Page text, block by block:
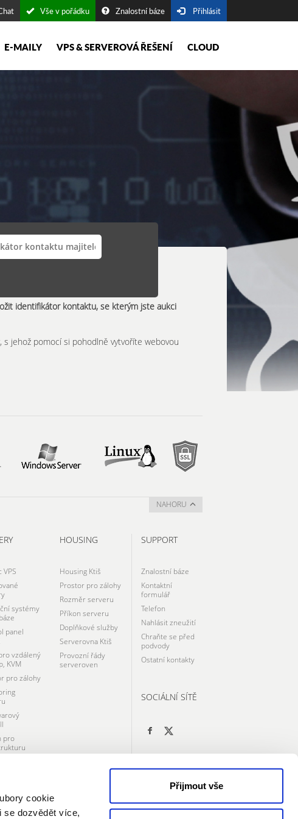
cookie
se dozvědět více,
Přijmout vše
identifikátor kontaktu, se kterým jste aukci
jehož pomocí si pohodlně vytvoříte webovou
NAHORU
VPS
systémy
panel
vzdálený
KVM
pro zálohy
pro
HOUSING
Housing Ktiš
Prostor pro zálohy
Rozměr serveru
Příkon serveru
Doplňkové služby
Serverovna Ktiš
Provozní řády
serveroven
SUPPORT
Znalostní báze
Kontaktní
formulář
Telefon
Nahlásit zneužití
Chraňte se před
podvody
Ostatní kontakty
SOCIÁLNÍ SÍTĚ
Vše v pořádku Znalostní báze Přihlásit
E-MAILY VPS & SERVEROVÁ ŘEŠENÍ CLOUD